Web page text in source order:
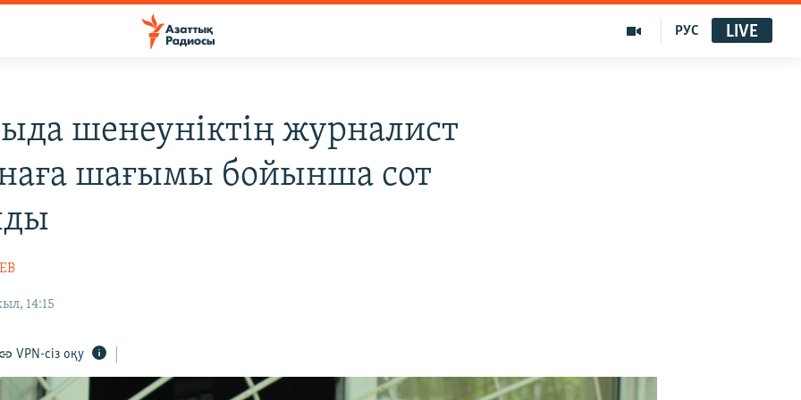
РУС LIVE
шенеуніктің журналист
шағымы бойынша сот
14:15
VPN-сіз оқу